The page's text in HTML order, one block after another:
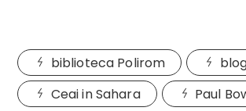
biblioteca Polirom
Ceai in Sahara
Paul